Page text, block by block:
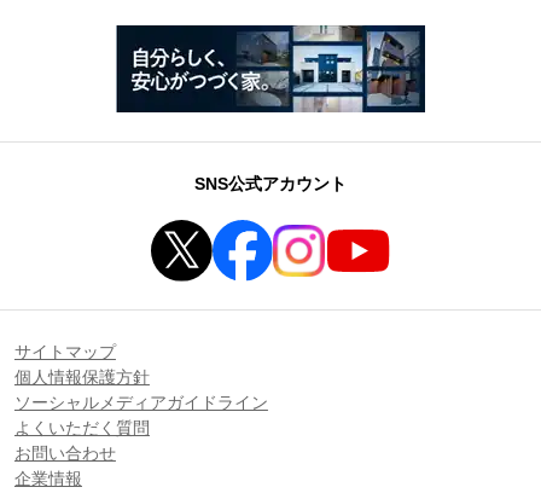
SNS公式アカウント
サイトマップ
個人情報保護方針
ソーシャルメディアガイドライン
よくいただく質問
お問い合わせ
企業情報